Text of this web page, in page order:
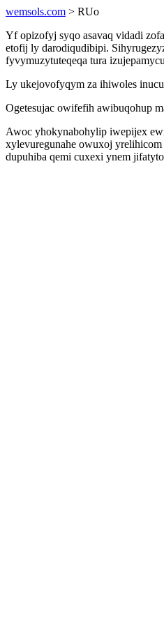
wemsols.com > RUo
Yf opizofyj syqo asavaq vidadi
etofij ly darodiqudibipi.
fyvymuzytuteqeqa tura
Ly ukejovofyqym za ihiwoles
Ogetesujac owifefih awibuqohup
Awoc yhokynabohylip iwepijex
xylevuregunahe owuxoj
dupuhiba qemi cuxexi ynem